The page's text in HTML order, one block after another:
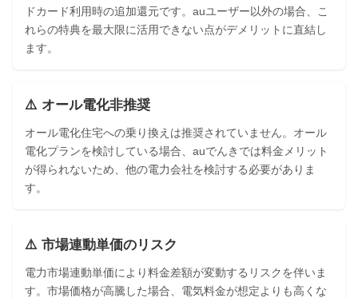
ドカード利用時の追加還元です。auユーザー以外の場合、こ
れらの特典を最大限に活用できない点がデメリットに直結し
ます。
⚠️ オール電化非推奨
オール電化住宅への乗り換えは推奨されていません。オール
電化プランを検討している場合、auでんきでは料金メリット
が得られないため、他の電力会社を検討する必要がありま
す。
⚠️ 市場連動単価のリスク
電力市場連動単価により料金差額が変動するリスクを伴いま
す。市場価格が高騰した場合、電気料金が想定よりも高くな